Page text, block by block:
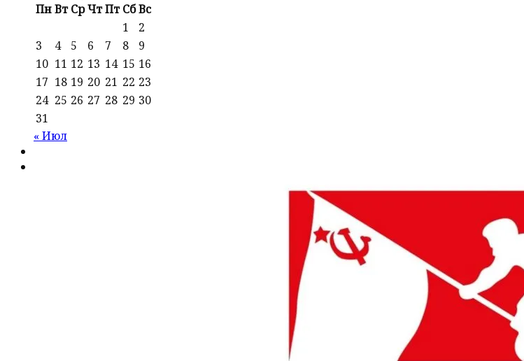
ПнВт СрЧтПт СбВс
1
2
3
4 5 6 7 8
9
10 11 12 13 14 15 16
17 18 19 20 21 22 23
24 25 26 27 28 29 30
31
« Июл